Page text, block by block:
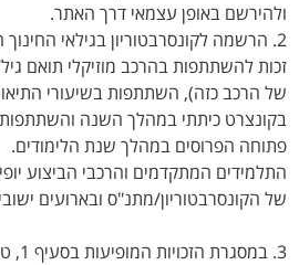
ולהירשם באופן עצמאי דרך האתר.
זכות להשתתפות בהרכב מוזיקלי תואם
של הרכב כזה), השתתפות בשיעורי
בקונצרט כיתתי במהלך השנה
פתוחה הפרוסים במהלך שנת הלימודים.
התלמידים המתקדמים והרכבי הביצוע
של הקונסרבטוריון/מתנ"ס ובארועים
3.